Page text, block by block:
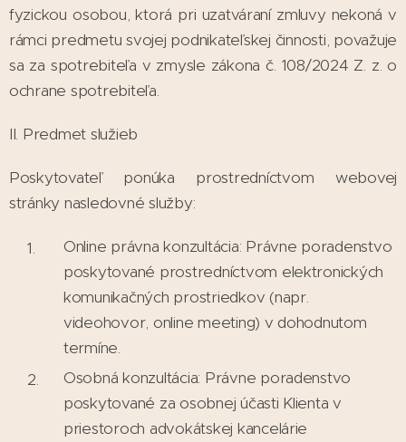
fyzickou osobou, ktorá pri uzatváraní zmluvy nekoná v
rámci predmetu svojej podnikateľskej činnosti, považuje
sa za spotrebiteľa v zmysle zákona č. 108/2024 Z. z. o
ochrane spotrebiteľa.
II. Predmet služieb
Poskytovateľ ponúka prostredníctvom webovej
stránky nasledovné služby:
Online právna konzultácia: Právne poradenstvo
poskytované prostredníctvom elektronických
komunikačných prostriedkov (napr.
videohovor, online meeting) v dohodnutom
termíne.
Osobná konzultácia: Právne poradenstvo
poskytované za osobnej účasti Klienta v
priestoroch advokátskej kancelárie